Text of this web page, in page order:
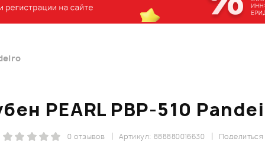
PEARL PBP-510
Поделиться
Артикул: 888880016630
0 отзывов